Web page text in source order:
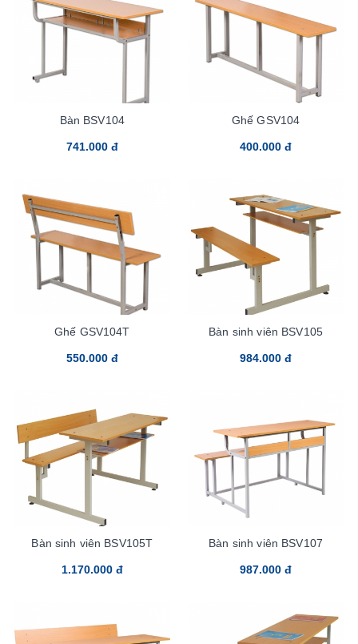
Bàn BSV104
741.000 đ
Ghế GSV104
400.000 đ
Ghế GSV104T
550.000 đ
Bàn sinh viên BSV105
984.000 đ
Bàn sinh viên BSV105T
1.170.000 đ
Bàn sinh viên BSV107
987.000 đ